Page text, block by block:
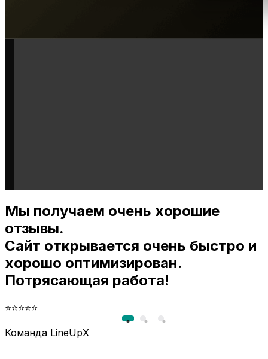
Мы получаем очень хорошие
отзывы.
Сайт открывается очень быстро и
хорошо оптимизирован.
Потрясающая работа!
⭐⭐⭐⭐⭐
Команда LineUpX